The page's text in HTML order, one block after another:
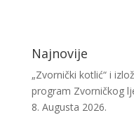
Najnovije
„Zvornički kotlić“ i
program Zvorničkog
8. Augusta 2026.